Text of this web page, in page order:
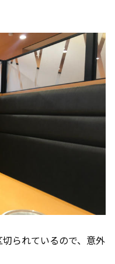
られているので、意外